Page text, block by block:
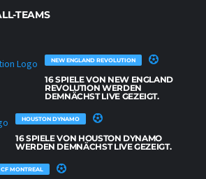
TEAMS
NEW ENGLAND REVOLUTION
16 SPIELE VON NEW ENGLAND
REVOLUTION WERDEN
DEMNÄCHST LIVE GEZEIGT.
HOUSTON DYNAMO
16 SPIELE VON HOUSTON DYNAMO
WERDEN DEMNÄCHST LIVE GEZEIGT.
CF MONTREAL